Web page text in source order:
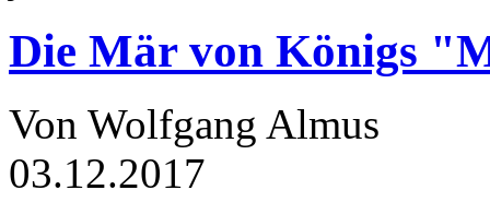
Die Mär von Königs
Von Wolfgang Almus
03.12.2017